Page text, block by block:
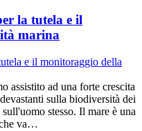
la tutela e il
marina
ad una forte crescita
sulla biodiversità dei
stesso. Il mare è una
che va…